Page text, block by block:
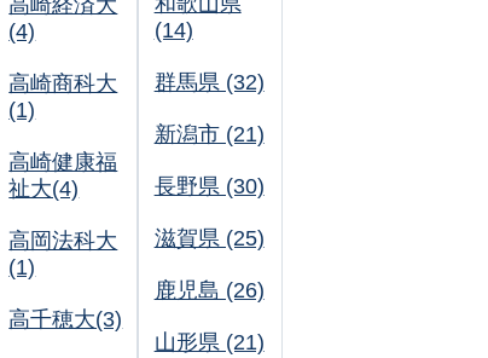
高崎経済大
(4)
高崎商科大
(1)
高崎健康福
祉大(4)
高岡法科大
(1)
高千穂大(3)
(14)
群馬県 (32)
新潟市 (21)
長野県 (30)
滋賀県 (25)
鹿児島 (26)
山形県 (21)